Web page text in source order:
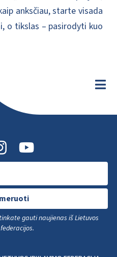
anksčiau, starte visada
o tikslas – pasirodyti kuo
gauti naujienas iš Lietuvos